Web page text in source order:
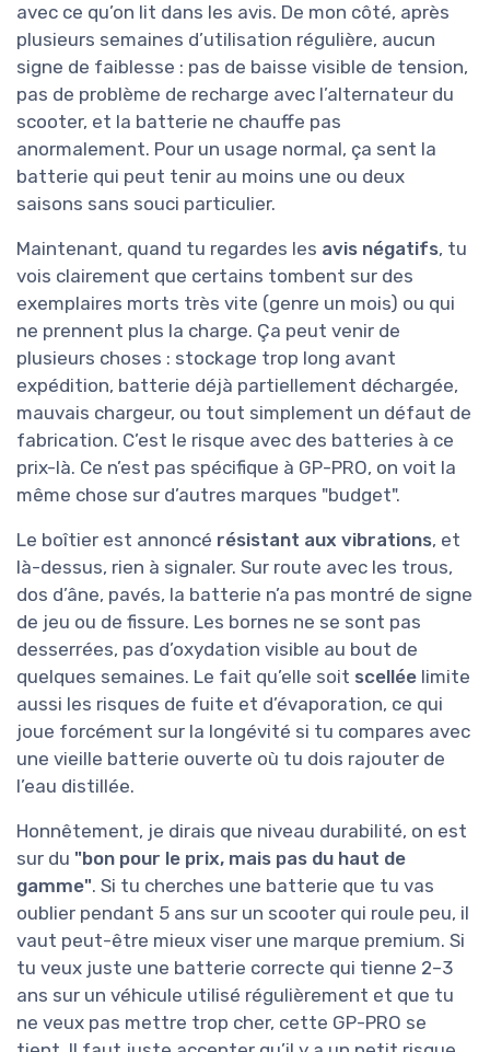
avec ce qu’on lit dans les avis. De mon côté, après
plusieurs semaines d’utilisation régulière, aucun
signe de faiblesse : pas de baisse visible de tension,
pas de problème de recharge avec l’alternateur du
scooter, et la batterie ne chauffe pas
anormalement. Pour un usage normal, ça sent la
batterie qui peut tenir au moins une ou deux
saisons sans souci particulier.
Maintenant, quand tu regardes les avis négatifs, tu
vois clairement que certains tombent sur des
exemplaires morts très vite (genre un mois) ou qui
ne prennent plus la charge. Ça peut venir de
plusieurs choses : stockage trop long avant
expédition, batterie déjà partiellement déchargée,
mauvais chargeur, ou tout simplement un défaut de
fabrication. C’est le risque avec des batteries à ce
prix-là. Ce n’est pas spécifique à GP-PRO, on voit la
même chose sur d’autres marques "budget".
Le boîtier est annoncé résistant aux vibrations, et
là-dessus, rien à signaler. Sur route avec les trous,
dos d’âne, pavés, la batterie n’a pas montré de signe
de jeu ou de fissure. Les bornes ne se sont pas
desserrées, pas d’oxydation visible au bout de
quelques semaines. Le fait qu’elle soit scellée limite
aussi les risques de fuite et d’évaporation, ce qui
joue forcément sur la longévité si tu compares avec
une vieille batterie ouverte où tu dois rajouter de
l’eau distillée.
Honnêtement, je dirais que niveau durabilité, on est
sur du "bon pour le prix, mais pas du haut de
gamme". Si tu cherches une batterie que tu vas
oublier pendant 5 ans sur un scooter qui roule peu, il
vaut peut-être mieux viser une marque premium. Si
tu veux juste une batterie correcte qui tienne 2–3
ans sur un véhicule utilisé régulièrement et que tu
ne veux pas mettre trop cher, cette GP-PRO se